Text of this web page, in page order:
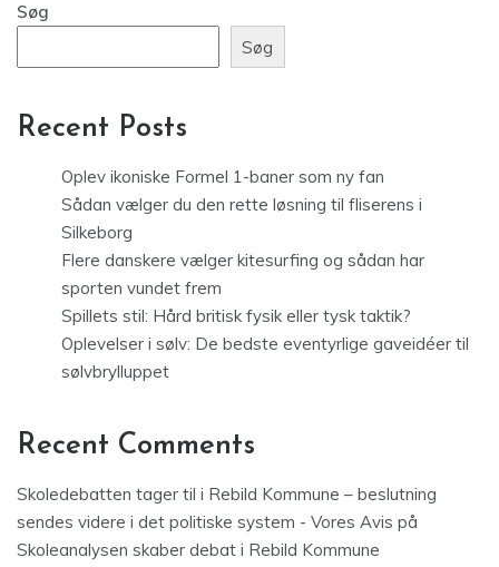
Søg
Søg
Recent Posts
Oplev ikoniske Formel 1-baner som ny fan
Sådan vælger du den rette løsning til fliserens i
Silkeborg
Flere danskere vælger kitesurfing og sådan har
sporten vundet frem
Spillets stil: Hård britisk fysik eller tysk taktik?
Oplevelser i sølv: De bedste eventyrlige gaveidéer til
sølvbrylluppet
Recent Comments
Skoledebatten tager til i Rebild Kommune – beslutning
sendes videre i det politiske system - Vores Avis på
Skoleanalysen skaber debat i Rebild Kommune